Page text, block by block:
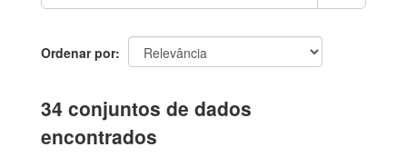
Ordenar por
34 conjuntos de dados
encontrados